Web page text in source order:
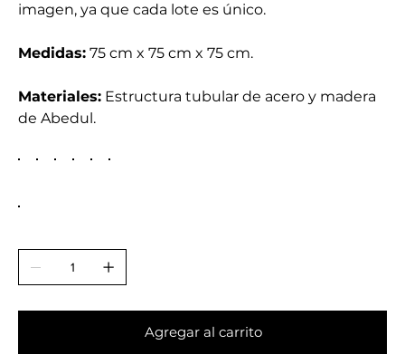
imagen, ya que cada lote es único.
Medidas: 75 cm x 75 cm x 75 cm.
Materiales: Estructura tubular de acero y madera
de Abedul.
Agregar al carrito